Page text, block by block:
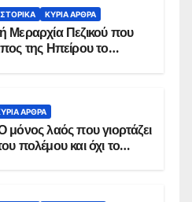
ΚΥΡΙΑ ΑΡΘΡΑ
Μεραρχία Πεζικού που
της Ηπείρου το
ΑΡΘΡΑ
μόνος λαός που γιορτάζει
πολέμου και όχι το